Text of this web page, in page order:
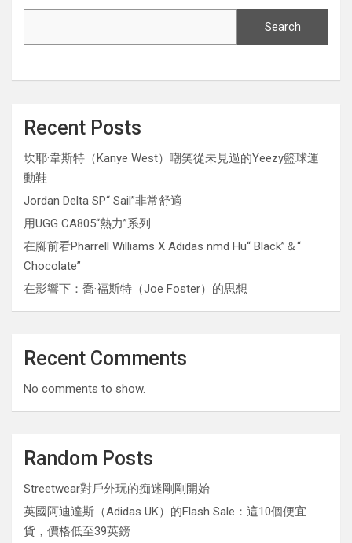
Search
Recent Posts
坎耶·韋斯特（Kanye West）嘲笑從未見過的Yeezy籃球運
動鞋
Jordan Delta SP“ Sail”非常舒適
用UGG CA805“熱力”系列
在腳前看Pharrell Williams X Adidas nmd Hu“ Black”＆“
Chocolate”
在影響下：喬·福斯特（Joe Foster）的思想
Recent Comments
No comments to show.
Random Posts
Streetwear對戶外玩的痴迷剛剛開始
英國阿迪達斯（Adidas UK）的Flash Sale：這10個便宜
貨，價格低至39英鎊